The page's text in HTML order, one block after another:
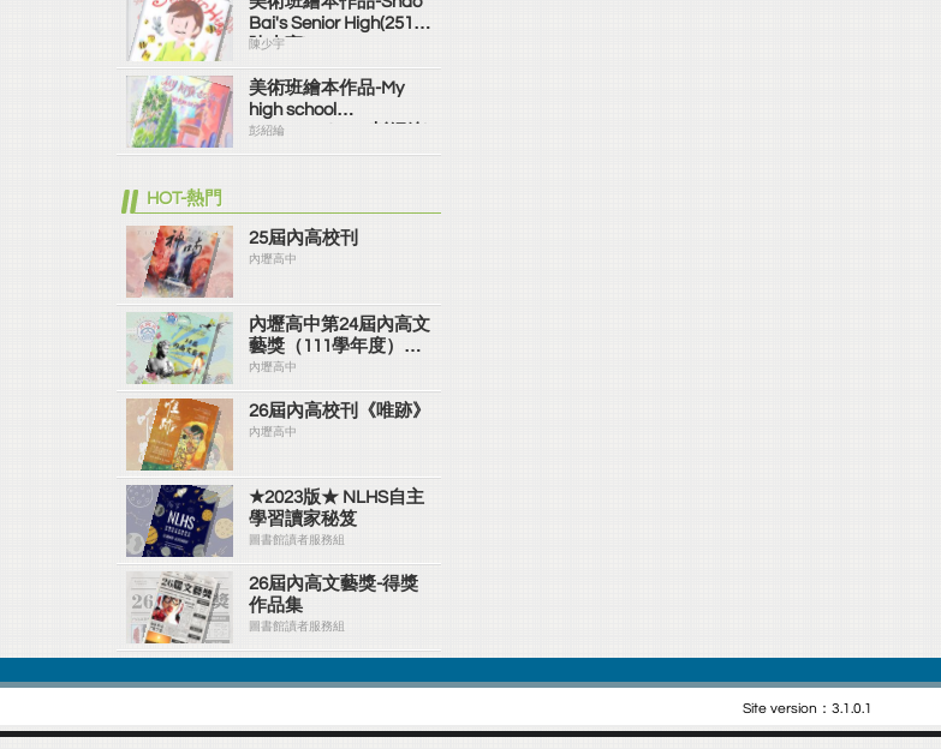
Bai's Senior High(2519
陳少宇)
陳少宇
美術班繪本作品-My
high school
memories(2519彭紹綸)
彭紹綸
HOT-熱門
25屆內高校刊
內壢高中
內壢高中第24屆內高文
藝獎（111學年度）
#ver2
內壢高中
26屆內高校刊《唯跡》
內壢高中
★2023版★ NLHS自主
學習讀家秘笈
圖書館讀者服務組
26屆內高文藝獎-得獎
作品集
圖書館讀者服務組
Site version：3.1.0.1